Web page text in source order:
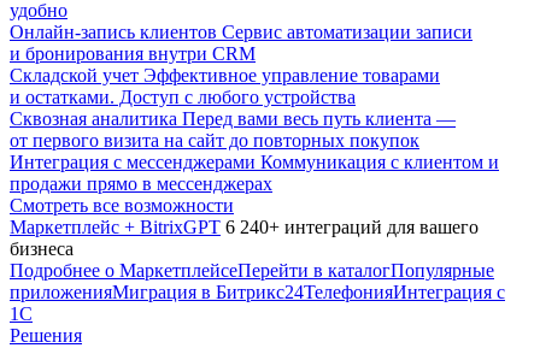
удобно
Онлайн-запись клиентов Сервис автоматизации записи
и бронирования внутри CRM
Складской учет Эффективное управление товарами
и остатками. Доступ с любого устройства
Сквозная аналитика Перед вами весь путь клиента —
от первого визита на сайт до повторных покупок
Интеграция с мессенджерами Коммуникация с клиентом и
продажи прямо в мессенджерах
Смотреть все возможности
Маркетплейс + BitrixGPT 6 240+ интеграций для вашего
бизнеса
Подробнее о МаркетплейсеПерейти в каталогПопулярные
приложенияМиграция в Битрикс24ТелефонияИнтеграция с
1С
Решения